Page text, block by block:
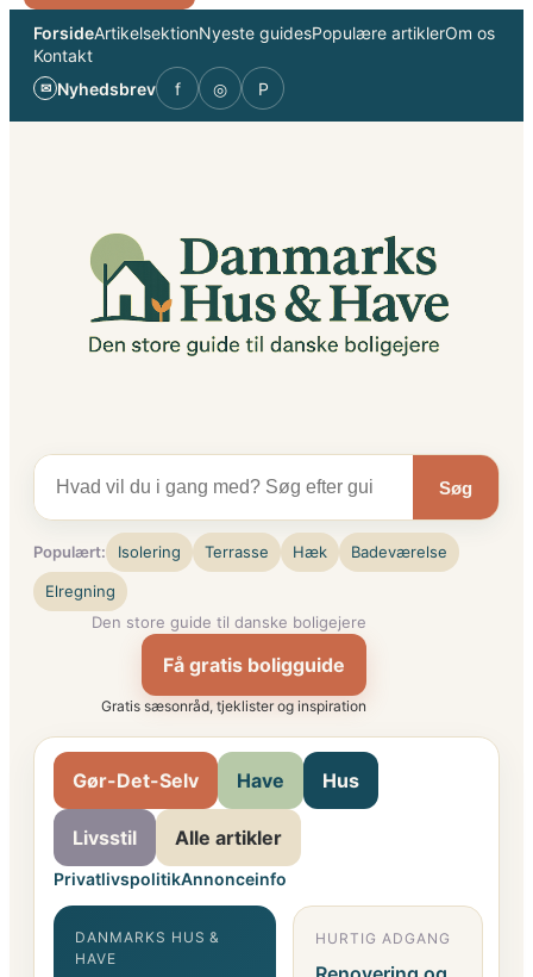
Spring
indhold
ForsideArtikelsektionNyeste guidesPopulære artiklerOm os
Kontakt
✉ Nyhedsbrev f ◎ P
Søg
Populært: Isolering Terrasse Hæk Badeværelse
Elregning
Den store guide til danske boligejere
Få gratis boligguide
Gratis sæsonråd, tjeklister og inspiration
Gør-Det-Selv Have Hus
Livsstil Alle artikler
PrivatlivspolitikAnnonceinfo
DANMARKS HUS &
HAVE
HURTIG ADGANG